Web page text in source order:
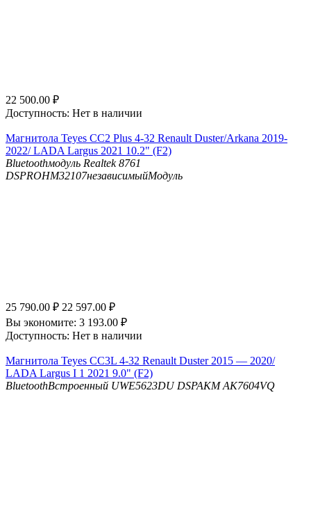
22 500.00 ₽
Доступность: Нет в наличии
Магнитола Teyes CC2 Plus 4-32 Renault Duster/Arkana 2019-
2022/ LADA Largus 2021 10.2" (F2)
Bluetoothмодуль Realtek 8761
DSPROHM32107независимыйМодуль
25 790.00 ₽ 22 597.00 ₽
Вы экономите: 3 193.00 ₽
Доступность: Нет в наличии
Магнитола Teyes CC3L 4-32 Renault Duster 2015 — 2020/
LADA Largus I 1 2021 9.0" (F2)
BluetoothВстроенный UWE5623DU DSPAKM AK7604VQ